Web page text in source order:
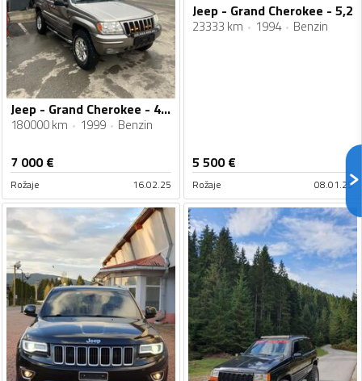
Jeep - Grand Cherokee - 4.7 V8
180000 km 1999 Benzin
7 000€
Rožaje 16.02.25
Jeep - Grand Cherokee - 5,2
23333 km 1994 Benzin
5 500€
Rožaje 08.01.25